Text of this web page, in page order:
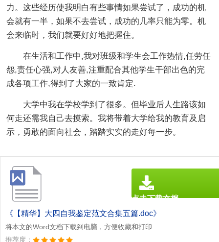
力。这些经历使我明白有些事情如果尝试了，成功的机
会就有一半，如果不去尝试，成功的几率只能为零。机
会来临时，我们就要好好地把握住。
在生活和工作中,我对班级和学生会工作热情,任劳任
怨,责任心强,对人友善,注重配合其他学生干部出色的完
成各项工作,得到了大家的一致肯定.
大学中我在学校学到了很多。但毕业后人生路该如
何走还需我自己去摸索。我将带着大学给我的教育及启
示，勇敢的面向社会，踏踏实实的走好每一步。
《【精华】大四自我鉴定范文合集五篇.doc》
将本文的Word文档下载到电脑，方便收藏和打印
推荐度：
点击下载文档
文档为doc格式